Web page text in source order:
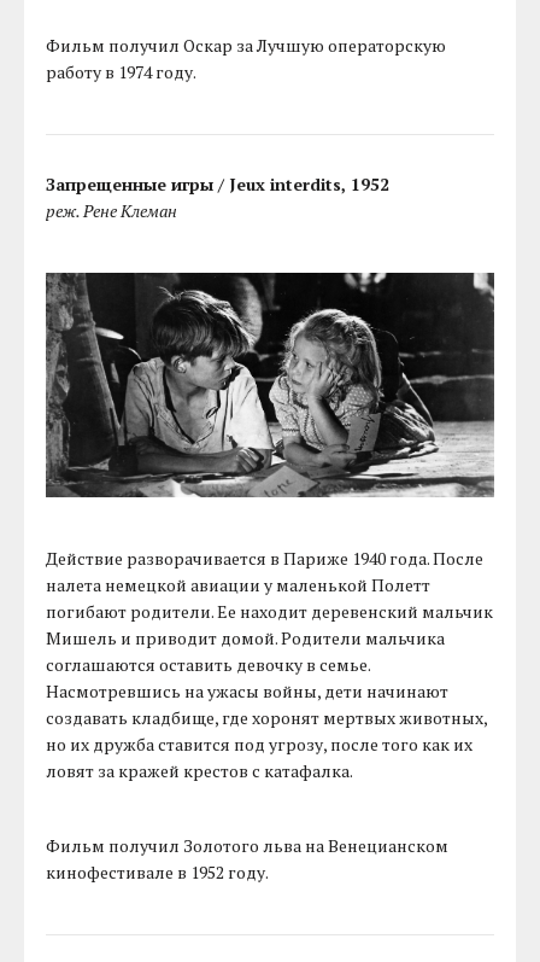
Фильм получил Оскар за Лучшую операторскую
работу в 1974 году.
Запрещенные игры / Jeux interdits, 1952
реж. Рене Клеман
Действие разворачивается в Париже 1940 года. После
налета немецкой авиации у маленькой Полетт
погибают родители. Ее находит деревенский мальчик
Мишель и приводит домой. Родители мальчика
соглашаются оставить девочку в семье.
Насмотревшись на ужасы войны, дети начинают
создавать кладбище, где хоронят мертвых животных,
но их дружба ставится под угрозу, после того как их
ловят за кражей крестов с катафалка.
Фильм получил Золотого льва на Венецианском
кинофестивале в 1952 году.